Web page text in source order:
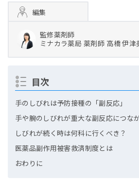
編集
監修薬剤師
ミナカラ薬局 薬剤師 高橋 伊津
目次
手のしびれは予防接種の「副反応」
手や腕のしびれが重大な副反応につな
しびれが続く時は何科に行くべき？
医薬品副作用被害救済制度とは
おわりに